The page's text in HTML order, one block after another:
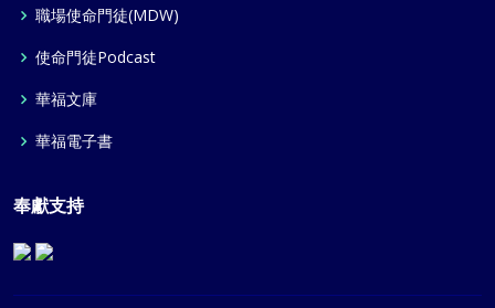
職場使命門徒(MDW)
使命門徒Podcast
華福文庫
華福電子書
奉獻支持